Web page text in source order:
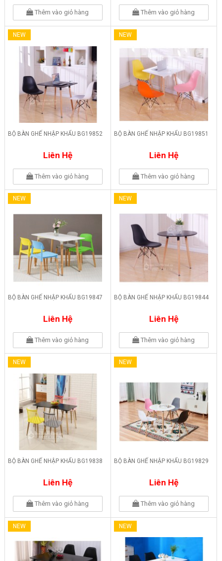
Thêm vào giỏ hàng Thêm vào giỏ hàng
NEW
BỘ BÀN GHẾ NHẬP KHẨU BG19852
Liên Hệ
Thêm vào giỏ hàng
NEW
BỘ BÀN GHẾ NHẬP KHẨU BG19851
Liên Hệ
Thêm vào giỏ hàng
NEW
BỘ BÀN GHẾ NHẬP KHẨU BG19847
Liên Hệ
Thêm vào giỏ hàng
NEW
BỘ BÀN GHẾ NHẬP KHẨU BG19844
Liên Hệ
Thêm vào giỏ hàng
NEW
BỘ BÀN GHẾ NHẬP KHẨU BG19838
Liên Hệ
Thêm vào giỏ hàng
NEW
BỘ BÀN GHẾ NHẬP KHẨU BG19829
Liên Hệ
Thêm vào giỏ hàng
NEW NEW